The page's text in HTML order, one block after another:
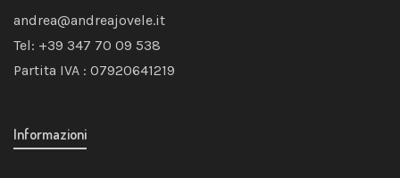
andrea@andreajovele.it
Tel: +39 347 70 09 538
Partita IVA : 07920641219
Informazioni